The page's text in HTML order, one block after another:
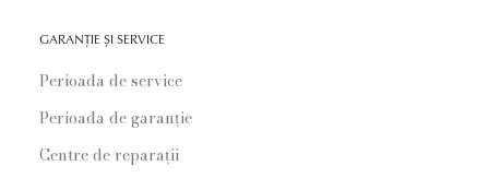
GARANȚIE ȘI SERVICE
Perioada de service
Perioada de garanție
Centre de reparații